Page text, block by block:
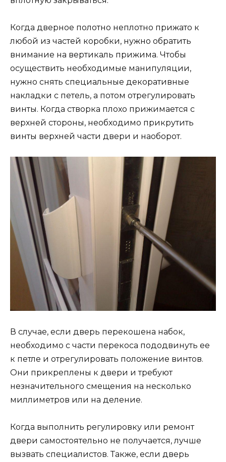
Когда дверное полотно неплотно прижато к
любой из частей коробки, нужно обратить
внимание на вертикаль прижима. Чтобы
осуществить необходимые манипуляции,
нужно снять специальные декоративные
накладки с петель, а потом отрегулировать
винты. Когда створка плохо прижимается с
верхней стороны, необходимо прикрутить
винты верхней части двери и наоборот.
В случае, если дверь перекошена набок,
необходимо с части перекоса пододвинуть ее
к петле и отрегулировать положение винтов.
Они прикреплены к двери и требуют
незначительного смещения на несколько
миллиметров или на деление.
Когда выполнить регулировку или ремонт
двери самостоятельно не получается, лучше
вызвать специалистов. Также, если дверь